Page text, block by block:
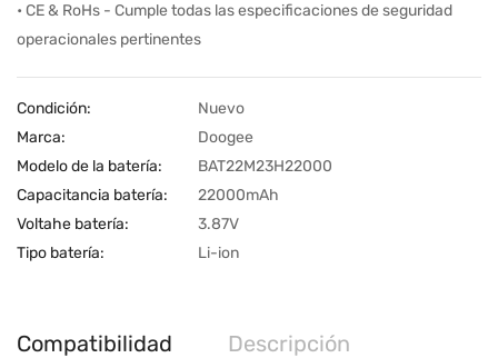
• CE & RoHs - Cumple todas las especificaciones de seguridad
operacionales pertinentes
Condición:
Nuevo
Marca:
Doogee
Modelo de la batería:
BAT22M23H22000
Capacitancia batería:
22000mAh
Voltahe batería:
3.87V
Tipo batería:
Li-ion
Compatibilidad Descripción